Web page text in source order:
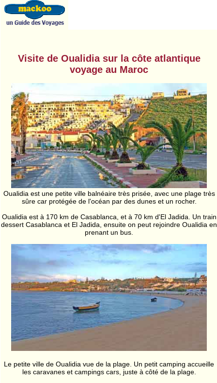
Visite de Oualidia sur la côte atlantique
voyage au Maroc
Oualidia est une petite ville balnéaire très prisée, avec une plage très
sûre car protégée de l'océan par des dunes et un rocher.
Oualidia est à 170 km de Casablanca, et à 70 km d'El Jadida. Un train
dessert Casablanca et El Jadida, ensuite on peut rejoindre Oualidia en
prenant un bus.
Le petite ville de Oualidia vue de la plage. Un petit camping accueille
les caravanes et campings cars, juste à côté de la plage.